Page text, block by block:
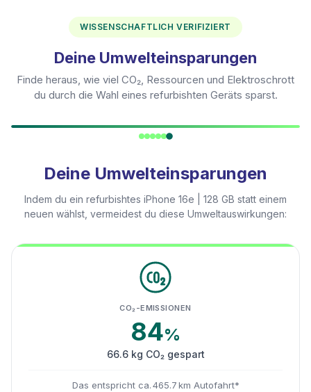
WISSENSCHAFTLICH VERIFIZIERT
Deine Umwelteinsparungen
Finde heraus, wie viel CO₂, Ressourcen und Elektroschrott
du durch die Wahl eines refurbishten Geräts sparst.
Deine Umwelteinsparungen
Indem du ein refurbishtes iPhone 16e | 128 GB statt einem
neuen wählst, vermeidest du diese Umweltauswirkungen:
CO₂-EMISSIONEN
84%
66.6 kg CO₂ gespart
Das entspricht ca. 465.7 km Autofahrt*